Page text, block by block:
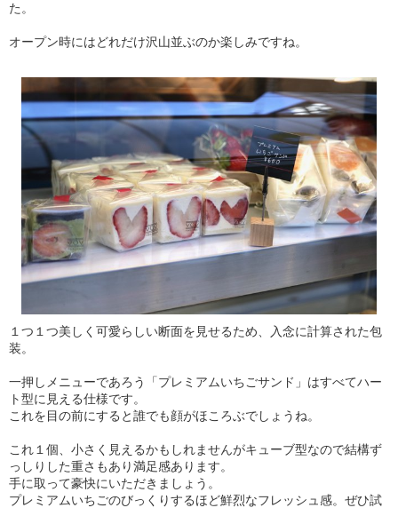
た。
オープン時にはどれだけ沢山並ぶのか楽しみですね。
１つ１つ美しく可愛らしい断面を見せるため、入念に計算された包
装。
一押しメニューであろう「プレミアムいちごサンド」はすべてハー
ト型に見える仕様です。
これを目の前にすると誰でも顔がほころぶでしょうね。
これ１個、小さく見えるかもしれませんがキューブ型なので結構ず
っしりした重さもあり満足感あります。
手に取って豪快にいただきましょう。
プレミアムいちごのびっくりするほど鮮烈なフレッシュ感。ぜひ試